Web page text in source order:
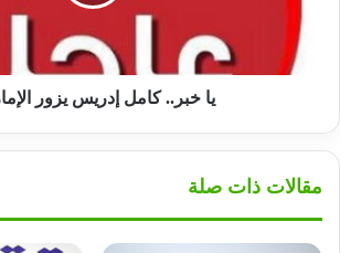
يا خبر.. كامل إدريس يزور
مقالات ذات صلة